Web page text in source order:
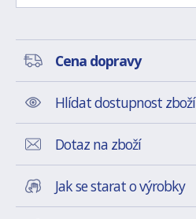
Cena dopravy
Hlídat dostupnost zboží
Dotaz na zboží
Jak se starat o výrobky